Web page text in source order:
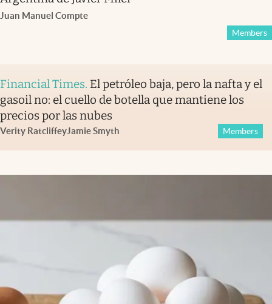
Juan Manuel Compte
Members
Financial Times. El petróleo baja, pero la nafta y el
gasoil no: el cuello de botella que mantiene los
precios por las nubes
Verity RatcliffeyJamie Smyth Members